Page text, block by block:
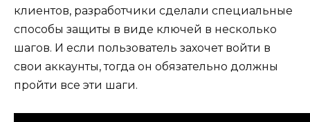
клиентов, разработчики сделали специальные
способы защиты в виде ключей в несколько
шагов. И если пользователь захочет войти в
свои аккаунты, тогда он обязательно должны
пройти все эти шаги.